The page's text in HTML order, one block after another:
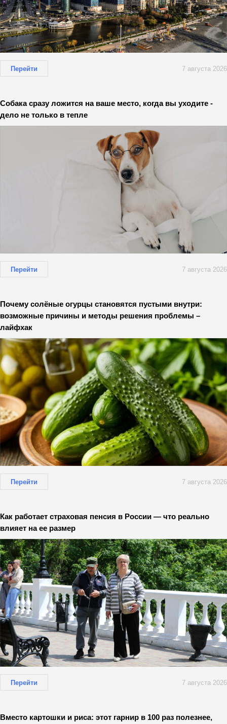
Перейти 7 августа 2026
Собака сразу ложится на ваше место, когда вы уходите -
дело не только в тепле
Перейти 7 августа 2026
Почему солёные огурцы становятся пустыми внутри:
возможные причины и методы решения проблемы –
лайфхак
Перейти 7 августа 2026
Как работает страховая пенсия в России — что реально
влияет на ее размер
Перейти 7 августа 2026
Вместо картошки и риса: этот гарнир в 100 раз полезнее,